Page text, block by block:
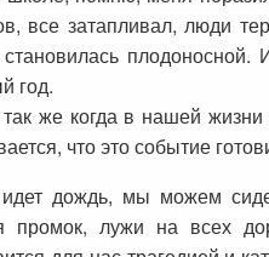
все затапливал, люди
год.
же когда в нашей
что это событие
идет дождь, мы можем
промок, лужи на всех